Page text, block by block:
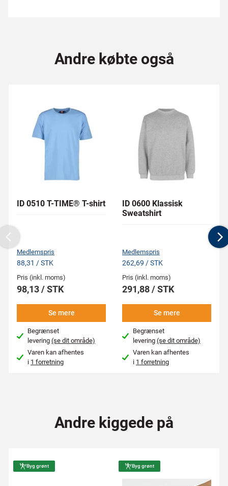
Andre købte også
ID 0510 T-TIME® T-shirt
Medlemspris
88,31 / STK
Pris (inkl. moms)
98,13 / STK
Se mere
Begrænset
levering(se dit område)
Varen kan afhentes
i 1 forretning
ID 0600 Klassisk
Sweatshirt
Medlemspris
262,69 / STK
Pris (inkl. moms)
291,88 / STK
Se mere
Begrænset
levering(se dit område)
Varen kan afhentes
i 1 forretning
Previous
Andre kiggede på
Byg grønt Byg grønt